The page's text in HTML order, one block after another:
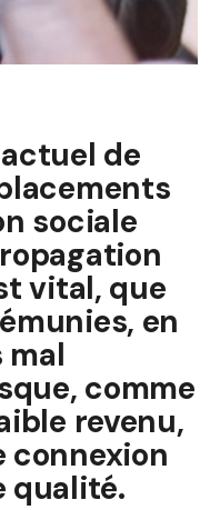
de
sociale
vital, que
en
mal
comme
revenu,
connexion
qualité.